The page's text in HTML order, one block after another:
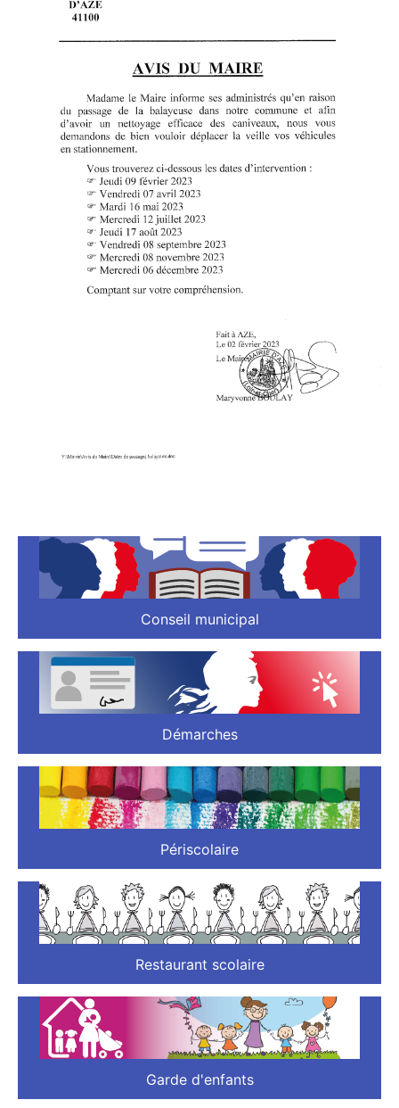
Conseil municipal
Démarches
Périscolaire
Restaurant scolaire
Garde d'enfants